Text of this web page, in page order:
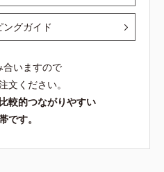
ングガイド
合いますので
文ください。
較的つながりやすい
です。